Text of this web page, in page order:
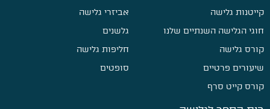
קייטנות גלישה
חוגי הגלישה השנתיים שלנו
קורס גלישה
שיעורים פרטיים
קורס קייט סרף
אביזרי גלישה
גלשנים
חליפות גלישה
סופטים